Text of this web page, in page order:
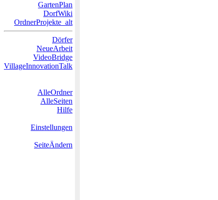
GartenPlan
DorfWiki
OrdnerProjekte_alt
Dörfer
NeueArbeit
VideoBridge
VillageInnovationTalk
AlleOrdner
AlleSeiten
Hilfe
Einstellungen
SeiteÄndern